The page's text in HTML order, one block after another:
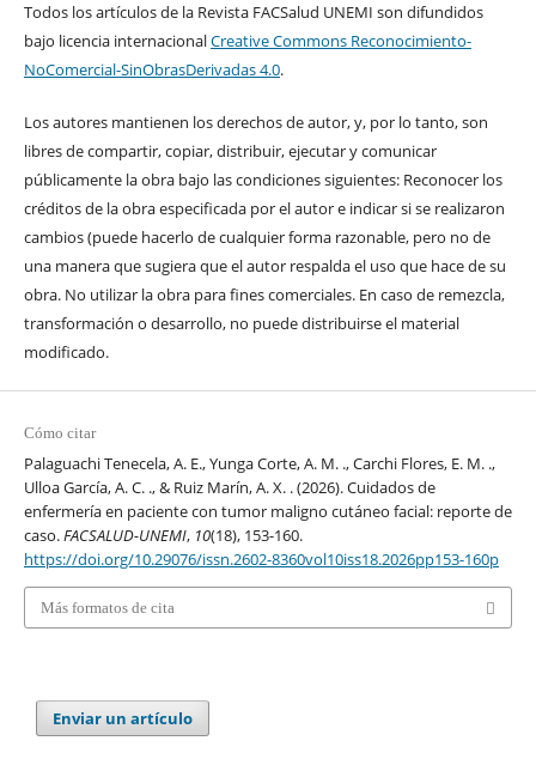
Todos los artículos de la Revista FACSalud UNEMI son difundidos
bajo licencia internacionalCreative Commons Reconocimiento-
NoComercial-SinObrasDerivadas 4.0.
Los autores mantienen los derechos de autor, y, por lo tanto, son
libres de compartir, copiar, distribuir, ejecutar y comunicar
públicamente la obra bajo las condiciones siguientes: Reconocer los
créditos de la obra especificada por el autor e indicar si se realizaron
cambios (puede hacerlo de cualquier forma razonable, pero no de
una manera que sugiera que el autor respalda el uso que hace de su
obra. No utilizar la obra para fines comerciales. En caso de remezcla,
transformación o desarrollo, no puede distribuirse el material
modificado.
Cómo citar
Palaguachi Tenecela, A. E., Yunga Corte, A. M. ., Carchi Flores, E. M. .,
Ulloa García, A. C. ., & Ruiz Marín, A. X. . (2026). Cuidados de
enfermería en paciente con tumor maligno cutáneo facial: reporte de
caso.FACSALUD-UNEMI, 10(18), 153-160.
https://doi.org/10.29076/issn.2602-8360vol10iss18.2026pp153-160p
Más formatos de cita
Enviar un artículo